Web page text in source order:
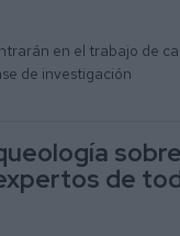
en el trabajo de
de investigación
de